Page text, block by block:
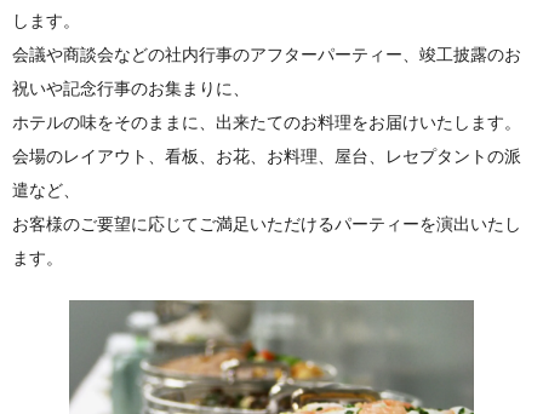
します。
会議や商談会などの社内行事のアフターパーティー、竣工披露のお
祝いや記念行事のお集まりに、
ホテルの味をそのままに、出来たてのお料理をお届けいたします。
会場のレイアウト、看板、お花、お料理、屋台、レセプタントの派
遣など、
お客様のご要望に応じてご満足いただけるパーティーを演出いたし
ます。